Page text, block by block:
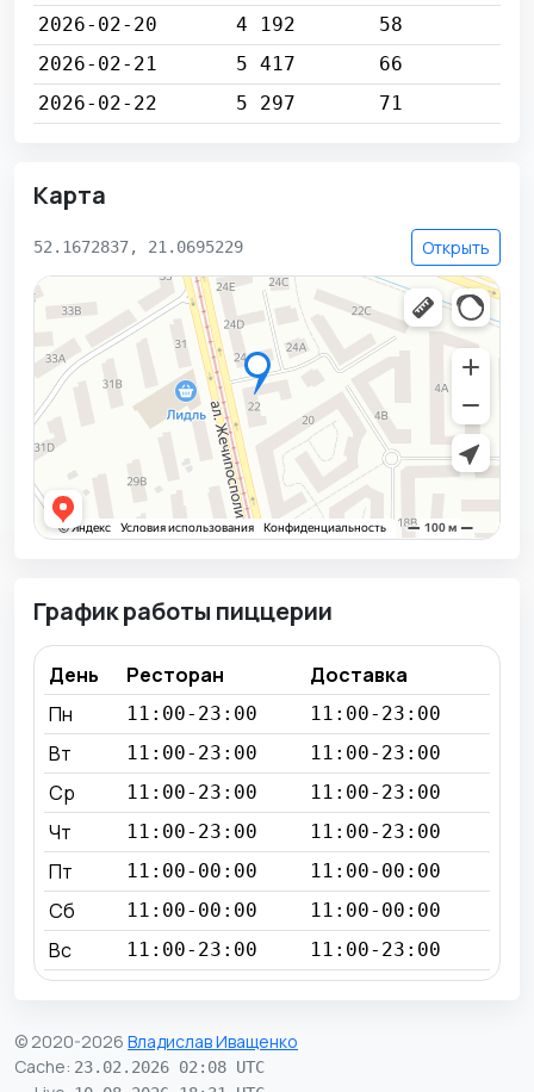
2026-02-20
4 192
58
2026-02-21
5 417
66
2026-02-22
5 297 71
Карта
52.1672837, 21.0695229 Открыть
График работы пиццерии
День Ресторан
Доставка
Пн
11:00-23:00 11:00-23:00
Вт 11:00-23:00 11:00-23:00
Ср 11:00-23:00 11:00-23:00
Чт 11:00-23:00 11:00-23:00
Пт 11:00-00:00 11:00-00:00
Сб 11:00-00:00 11:00-00:00
Вс 11:00-23:00 11:00-23:00
© 2020-2026 Владислав Иващенко
Cache: 23.02.2026 02:08 UTC